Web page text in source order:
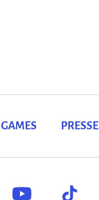
PRESSE